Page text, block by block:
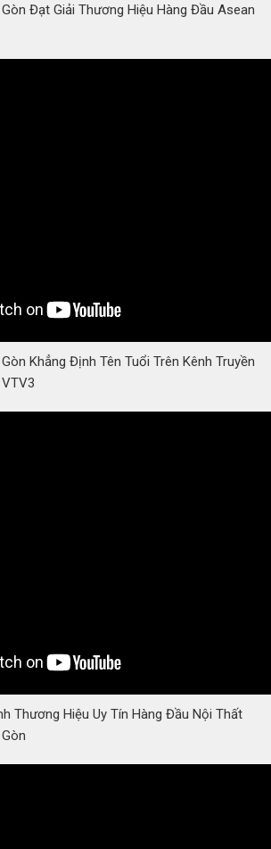
Đạt Giải Thương Hiệu Hàng Đầu Asean
Khẳng Định Tên Tuổi Trên Kênh Truyền
Thương Hiệu Uy Tín Hàng Đầu Nội Thất